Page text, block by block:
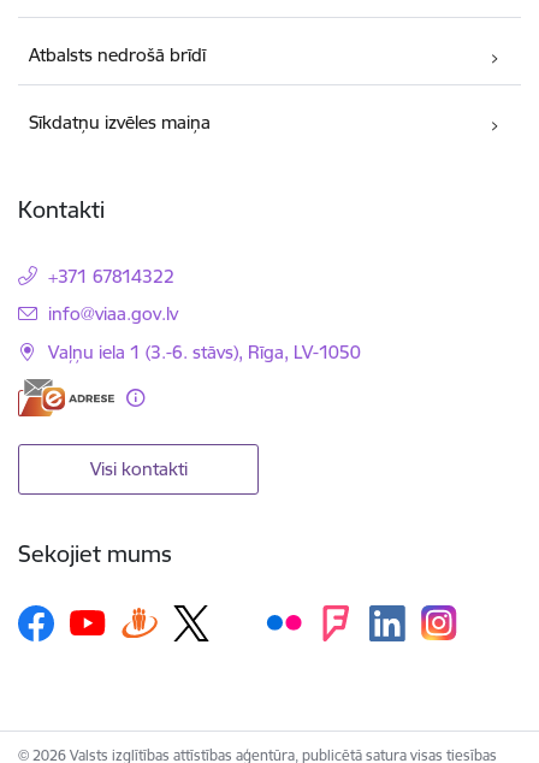
Atbalsts nedrošā brīdī
Sīkdatņu izvēles maiņa
Kontakti
+371 67814322
E-pasts:
info@viaa.gov.lv
Vaļņu iela 1 (3.-6. stāvs), Rīga, LV-1050
Visi kontakti
Sekojiet mums
© 2026 Valsts izglītības attīstības aģentūra, publicētā satura visas tiesības